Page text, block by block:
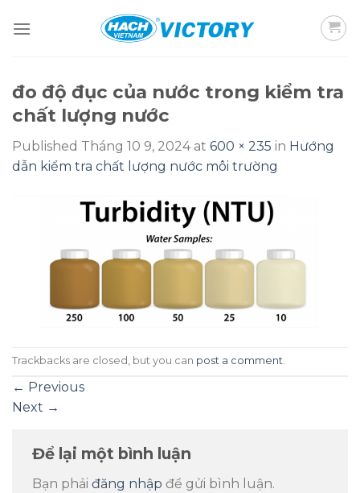
đo độ đục của nước trong kiểm tra
chất lượng nước
Published Tháng 10 9, 2024at 600 × 235 in Hướng
dẫn kiểm tra chất lượng nước môi trường
Trackbacks are closed, but you can post a comment.
← Previous
Next →
Để lại một bình luận
Bạn phải đăng nhập để gửi bình luận.